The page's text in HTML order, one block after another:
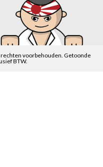
voorbehouden. Getoonde
BTW.